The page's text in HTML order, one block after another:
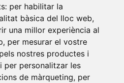
per habilitar la
bàsica del lloc web,
una millor experiència al
, per mesurar el vostre
nostres productes i
per personalitzar les
de màrqueting, per
10
s/n